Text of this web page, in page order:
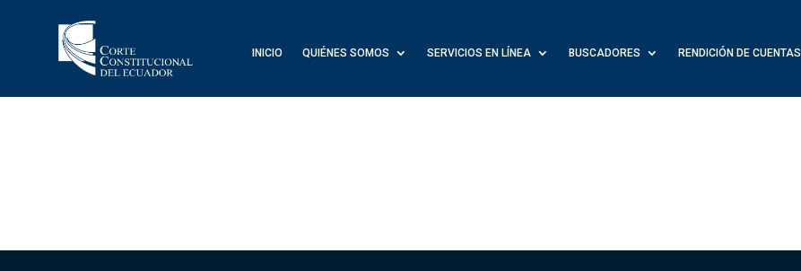
INICIO QUIÉNES SOMOS SERVICIOS EN LÍNEA BUSCADORES RENDICIÓN DE CUENTAS